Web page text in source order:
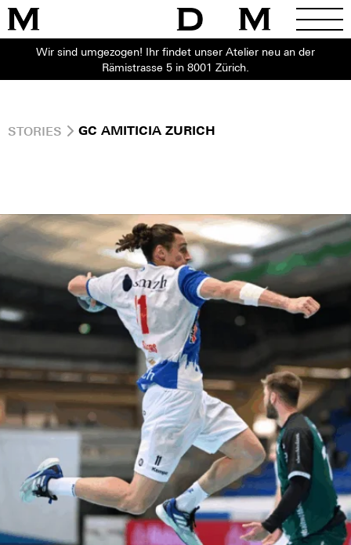
Wir sind umgezogen! Ihr findet unser Atelier neu an der
Rämistrasse 5 in 8001 Zürich.
STORIES GC AMITICIA ZURICH